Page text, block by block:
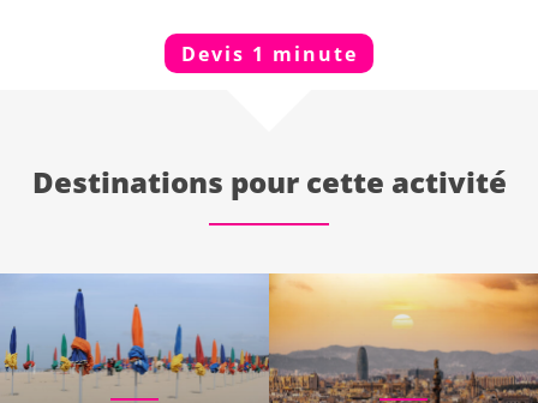
Devis 1 minute
Destinations pour cette activité